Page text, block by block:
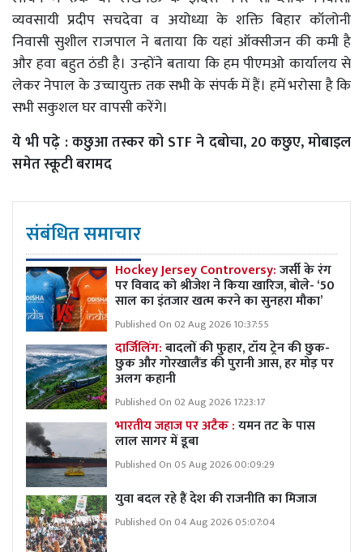
व्यवसायी प्रदीप सचदेवा व अयोध्या के शक्ति बिहार कॉलोनी
निवासी सुशील राजपाल ने बताया कि यहां ऑक्सीजन की कमी है
और हवा बहुत ठंडी है। उन्होंने बताया कि हम पीएमओ कार्यालय से
लेकर नेपाल के उच्चायुक्त तक सभी के संपर्क में हैं। हमें भरोसा है कि
सभी सकुशल घर वापसी करेंगे।
ये भी पढ़े :कछुआ तस्कर को STF ने दबोचा, 20 कछुए, मोबाइल
समेत स्कूटी बरामद
संबंधित समाचार
Hockey Jersey Controversy:जर्सी के रंग
पर विवाद को श्रीजेश ने किया खारिज, बोले- ‘50
साल का इंतजार खत्म करने का सुनहरा मौका’
Published On 02 Aug 2026 10:37:55
दार्जिलिंग:बादलों की फुहार, टॉय ट्रेन की छुक-
छुक और गोरखालैंड की पुरानी आस, हर मोड़ पर
अलग कहानी
Published On 02 Aug 2026 17:23:17
भारतीय जहाज पर अटैक :यमन तट के पास
लाल सागर में डूबा
Published On 05 Aug 2026 00:09:29
युवा बदल रहे हैं देश की राजनीति का मिजाज
Published On 04 Aug 2026 05:07:04